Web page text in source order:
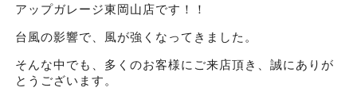
アップガレージ東岡山店です！！
台風の影響で、風が強くなってきました。
そんな中でも、多くのお客様にご来店頂き、誠にありが
とうございます。